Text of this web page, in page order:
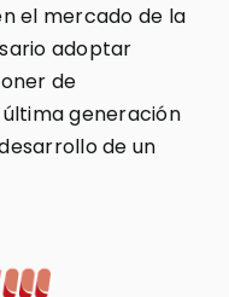
el mercado de la
adoptar
de
generación
de un